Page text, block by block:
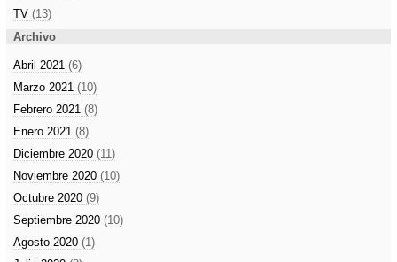
TV (13)
Archivo
Abril 2021 (6)
Marzo 2021 (10)
Febrero 2021 (8)
Enero 2021 (8)
Diciembre 2020 (11)
Noviembre 2020 (10)
Octubre 2020 (9)
Septiembre 2020 (10)
Agosto 2020 (1)